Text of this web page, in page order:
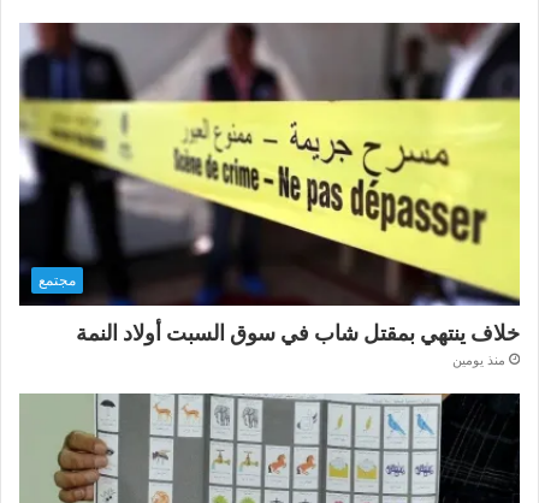
مجتمع
خلاف ينتهي بمقتل شاب في سوق السبت أولاد النمة
منذ يومين